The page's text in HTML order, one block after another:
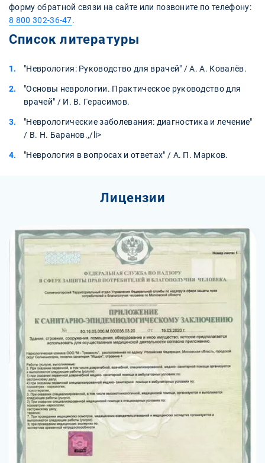
форму обратной связи на сайте или позвоните по телефону:
8 800 302-36-47.
Список литературы
"Неврология: Руководство для врачей" / А. А. Ковалёв.
"Основы неврологии. Практическое руководство для
врачей" / И. В. Герасимов.
"Неврологические заболевания: диагностика и лечение"
/ В. Н. Баранов.,/li>
"Неврология в вопросах и ответах" / А. П. Марков.
Лицензии